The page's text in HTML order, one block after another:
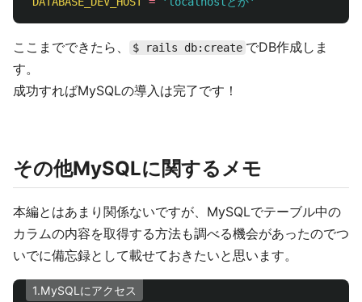
ここまでできたら、 $ rails db:create でDB作成しま
す。
成功すればMySQLの導入は完了です！
その他MySQLに関するメモ
本編とはあまり関係ないですが、MySQLでテーブル中の
カラムの内容を取得する方法も調べる機会があったのでつ
いでに備忘録として載せておきたいと思います。
1.MySQLにアクセス